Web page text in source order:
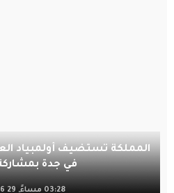
في جدة بمشاركة 19
03:28 مساءً, 29 Jul 2026